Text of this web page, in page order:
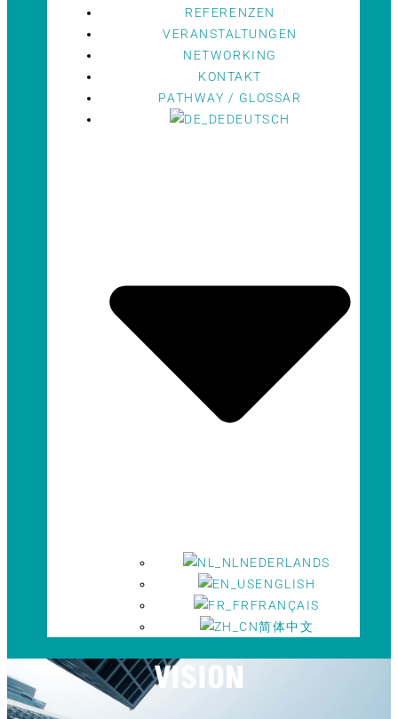
REFERENZEN
VERANSTALTUNGEN
NETWORKING
KONTAKT
PATHWAY / GLOSSAR
DEUTSCH
NEDERLANDS
ENGLISH
FRANÇAIS
简体中文
VISION